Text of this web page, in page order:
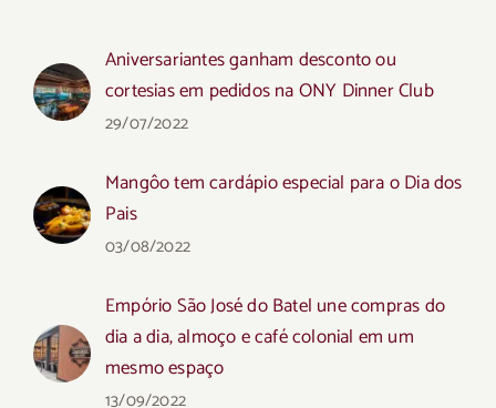
Aniversariantes ganham desconto ou
cortesias em pedidos na ONY Dinner Club
29/07/2022
Mangôo tem cardápio especial para o Dia dos
Pais
03/08/2022
Empório São José do Batel une compras do
dia a dia, almoço e café colonial em um
mesmo espaço
13/09/2022